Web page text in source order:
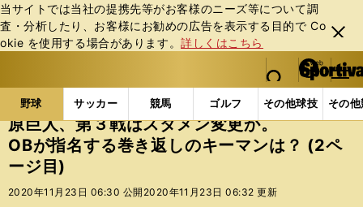
当サイトでは当社の提携先等がお客様のニーズ等について調
査・分析したり、お客様にお勧めの広告を表⽰する⽬的で Co
okie を使⽤する場合があります。詳しくはこちら
閉じ
る
web Sportiva (webスポルティーバ)
検索
マイペ
ー
ジ
メニュ
野球 サッカー 競馬 ゴルフ その他球技 その
b
ス
ポ
ル
テ
ー
野球の記事一覧 プロ野球 原巨人、第３戦はスタメ
原巨人、第３戦はスタメン変更か。
OBが指名する巻き返しのキーマンは？ (2ペ
ージ目)
2020年11月23日 06:30 公開 2020年11月23日 06:32 更新